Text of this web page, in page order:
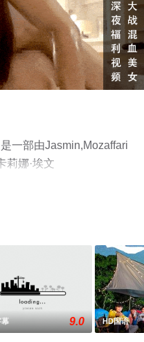
一部由Jasmin,Mozaffari
莉娜·埃文
多相关信息可移步至豆
幕 9.0 HD国语